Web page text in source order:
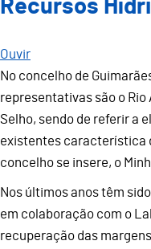
Recursos
Ouvir
No concelho de
representativas são o Rio
Selho, sendo de referir a
existentes característica
concelho se insere, o
Nos últimos anos têm
em colaboração com o
recuperação das